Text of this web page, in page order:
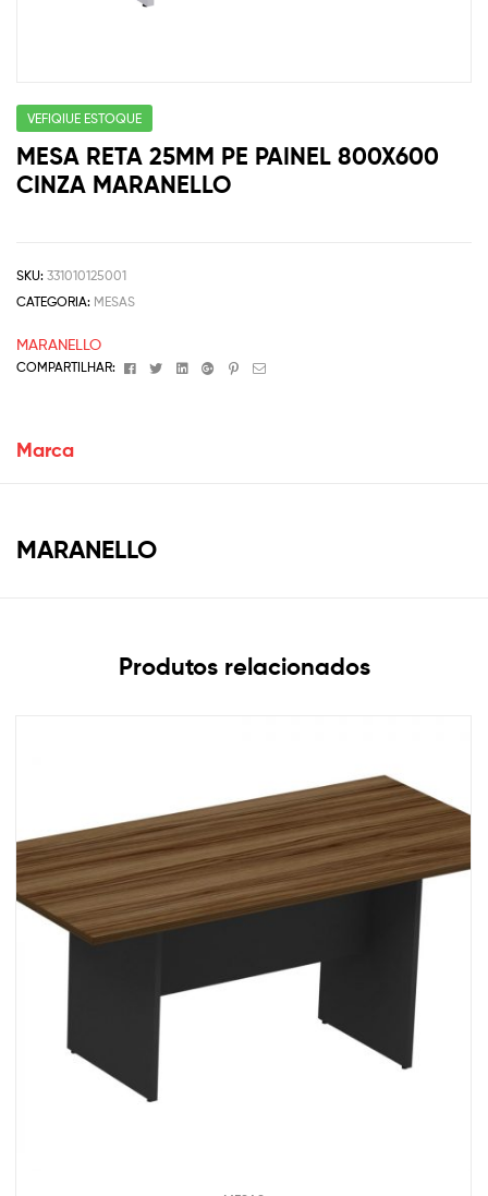
VEFIQIUE ESTOQUE
MESA RETA 25MM PE PAINEL 800X600
CINZA MARANELLO
SKU: 331010125001
CATEGORIA: MESAS
MARANELLO
COMPARTILHAR: FacebookTwitterLinkedinGoogle+Pinterest
Email
Marca
MARANELLO
Produtos relacionados